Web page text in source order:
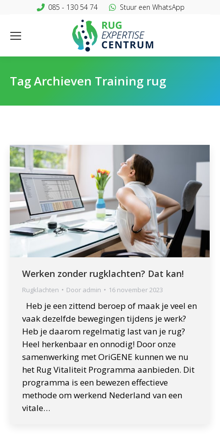
085 - 130 54 74 Stuur een WhatsApp
Tag Archieven Training rug
Werken zonder rugklachten? Dat kan!
Rugklachten Door admin 16 november 2023
Heb je een zittend beroep of maak je veel en
vaak dezelfde bewegingen tijdens je werk?
Heb je daarom regelmatig last van je rug?
Heel herkenbaar en onnodig! Door onze
samenwerking met OriGENE kunnen we nu
het Rug Vitaliteit Programma aanbieden. Dit
programma is een bewezen effectieve
methode om werkend Nederland van een
vitale…